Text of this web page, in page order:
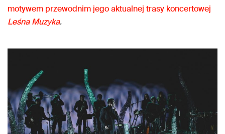
motywem przewodnim jego aktualnej trasy koncertowej
Leśna Muzyka.